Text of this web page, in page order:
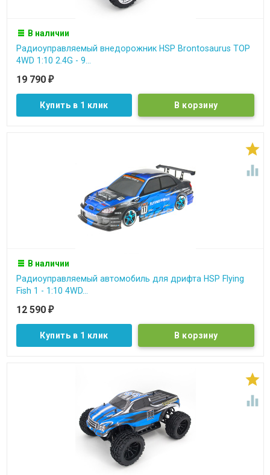
В наличии
Радиоуправляемый внедорожник HSP Brontosaurus TOP
4WD 1:10 2.4G - 9...
19 790 ₽
Купить в 1 клик


В наличии
Радиоуправляемый автомобиль для дрифта HSP Flying
Fish 1 - 1:10 4WD...
12 590 ₽
Купить в 1 клик

